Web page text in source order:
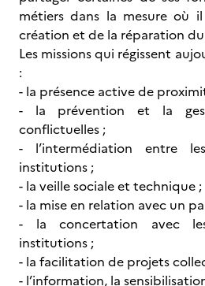
métiers dans la mesure où
création et de la réparation
Les missions qui régissent
:
- la présence active de
- la prévention et la
conflictuelles ;
- l’intermédiation entre
institutions ;
- la veille sociale et technique ;
- la mise en relation avec un
- la concertation avec
institutions ;
- la facilitation de projets
- l’information, la